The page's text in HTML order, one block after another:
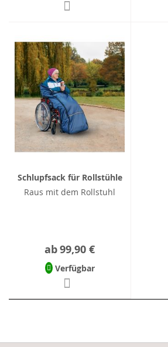
Schlupfsack für Rollstühle
Raus mit dem Rollstuhl
ab99,90 €
Verfügbar